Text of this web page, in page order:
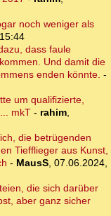
noch weniger als
dass faule
Und damit die
enden könnte. -
um qualifizierte,
mkT - rahim,
die betrügenden
Tiefflieger aus Kunst,
- MausS, 07.06.2024,
die sich darüber
aber ganz sicher